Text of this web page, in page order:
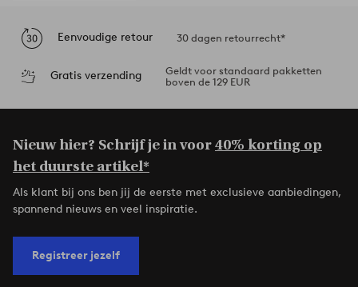
Eenvoudige retour 30 dagen retourrecht*
Gratis verzending
Geldt voor standaard pakketten
boven de 129 EUR
Nieuw hier? Schrijf je in voor40% korting op
het duurste artikel*
Als klant bij ons ben jij de eerste met exclusieve aanbiedingen,
spannend nieuws en veel inspiratie.
Registreer jezelf